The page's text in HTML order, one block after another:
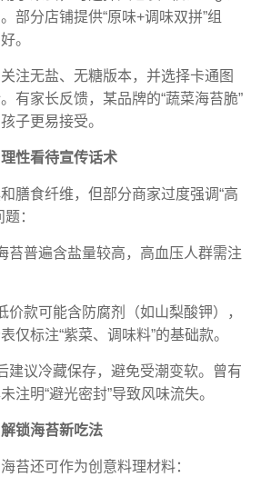
部分店铺提供“原味+调味双拼”组
。
关注无盐、无糖版本，并选择卡通图
有家长反馈，某品牌的“蔬菜海苔脆”
子更易接受。
性看待宣传话术
膳食纤维，但部分商家过度强调“高
：
苔普遍含盐量较高，高血压人群需注
价款可能含防腐剂（如山梨酸钾），
仅标注“紫菜、调味料”的基础款。
建议冷藏保存，避免受潮变软。曾有
注明“避光密封”导致风味流失。
锁海苔新吃法
苔还可作为创意料理材料：